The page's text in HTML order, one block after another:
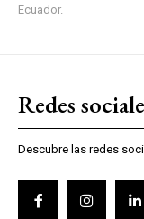
Ecuador.
Redes
Descubre las redes